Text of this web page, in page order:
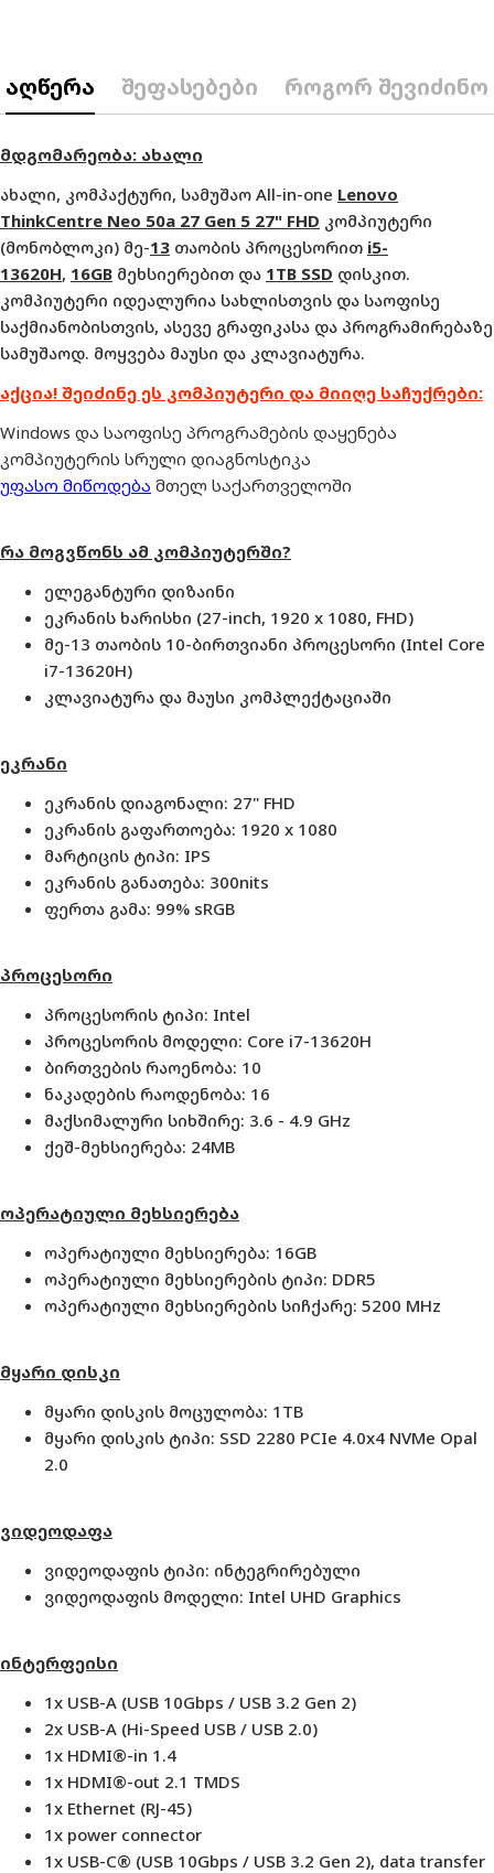
აღწერა შეფასებები როგორ შევიძინო
მდგომარეობა: ახალი
ახალი, კომპაქტური, სამუშაო All-in-one Lenovo
ThinkCentre Neo 50a 27 Gen 5 27" FHD კომპიუტერი
(მონობლოკი) მე-13 თაობის პროცესორით i5-
13620H, 16GB მეხსიერებით და 1TB SSD დისკით.
კომპიუტერი იდეალურია სახლისთვის და საოფისე
საქმიანობისთვის, ასევე გრაფიკასა და პროგრამირებაზე
სამუშაოდ. მოყვება მაუსი და კლავიატურა.
აქცია! შეიძინე ეს კომპიუტერი და მიიღე საჩუქრები:
Windows და საოფისე პროგრამების დაყენება
კომპიუტერის სრული დიაგნოსტიკა
უფასო მიწოდება მთელ საქართველოში
რა მოგვწონს ამ კომპიუტერში?
ელეგანტური დიზაინი
ეკრანის ხარისხი (27-inch, 1920 x 1080, FHD)
მე-13 თაობის 10-ბირთვიანი პროცესორი (Intel Core
i7-13620H)
კლავიატურა და მაუსი კომპლექტაციაში
ეკრანი
ეკრანის დიაგონალი: 27" FHD
ეკრანის გაფართოება: 1920 x 1080
მარტიცის ტიპი: IPS
ეკრანის განათება: 300nits
ფერთა გამა: 99% sRGB
პროცესორი
პროცესორის ტიპი: Intel
პროცესორის მოდელი: Core i7-13620H
ბირთვების რაოენობა: 10
ნაკადების რაოდენობა: 16
მაქსიმალური სიხშირე: 3.6 - 4.9 GHz
ქეშ-მეხსიერება: 24MB
ოპერატიული მეხსიერება
ოპერატიული მეხსიერება: 16GB
ოპერატიული მეხსიერების ტიპი: DDR5
ოპერატიული მეხსიერების სიჩქარე: 5200 MHz
მყარი დისკი
მყარი დისკის მოცულობა: 1TB
მყარი დისკის ტიპი: SSD 2280 PCIe 4.0x4 NVMe Opal
2.0
ვიდეოდაფა
ვიდეოდაფის ტიპი: ინტეგრირებული
ვიდეოდაფის მოდელი: Intel UHD Graphics
ინტერფეისი
1x USB-A (USB 10Gbps / USB 3.2 Gen 2)
2x USB-A (Hi-Speed USB / USB 2.0)
1x HDMI®-in 1.4
1x HDMI®-out 2.1 TMDS
1x Ethernet (RJ-45)
1x power connector
1x USB-C® (USB 10Gbps / USB 3.2 Gen 2), data transfer